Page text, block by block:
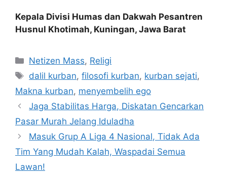
Kepala Divisi Humas dan Dakwah Pesantren
Husnul Khotimah, Kuningan, Jawa Barat
Kategori
Netizen Mass, Religi
Tag
dalil kurban,filosofi kurban, kurban sejati,
Makna kurban, menyembelih ego
Jaga Stabilitas Harga, Diskatan Gencarkan
Pasar Murah Jelang Iduladha
Masuk Grup A Liga 4 Nasional, Tidak Ada
Tim Yang Mudah Kalah, Waspadai Semua
Lawan!